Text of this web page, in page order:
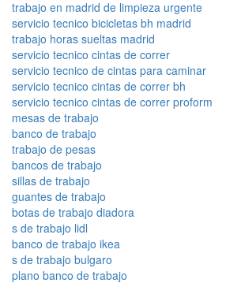
trabajo en madrid de limpieza urgente
servicio tecnico bicicletas bh madrid
trabajo horas sueltas madrid
servicio tecnico cintas de correr
servicio tecnico de cintas para caminar
servicio tecnico cintas de correr bh
servicio tecnico cintas de correr proform
mesas de trabajo
banco de trabajo
trabajo de pesas
bancos de trabajo
sillas de trabajo
guantes de trabajo
botas de trabajo diadora
s de trabajo lidl
banco de trabajo ikea
s de trabajo bulgaro
plano banco de trabajo